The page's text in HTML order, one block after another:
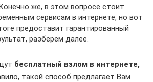
же, в этом вопросе стоит
сервисам в интернете, но вот
предоставит гарантированный
разберем далее.
бесплатный взлом в интернете,
такой способ предлагает Вам